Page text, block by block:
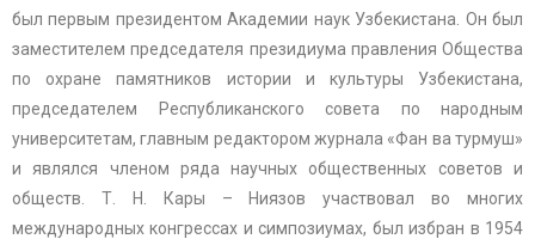
был первым президентом Академии наук Узбекистана. Он был
заместителем председателя президиума правления Общества
по охране памятников истории и культуры Узбекистана,
председателем Республиканского совета по народным
университетам, главным редактором журнала «Фан ва турмуш»
и являлся членом ряда научных общественных советов и
обществ. Т. Н. Кары – Ниязов участвовал во многих
международных конгрессах и симпозиумах, был избран в 1954